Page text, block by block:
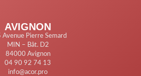
AVIGNON
Avenue Pierre Semard
MIN – Bât. D2
84000 Avignon
04 90 92 74 13
info@acor.pro